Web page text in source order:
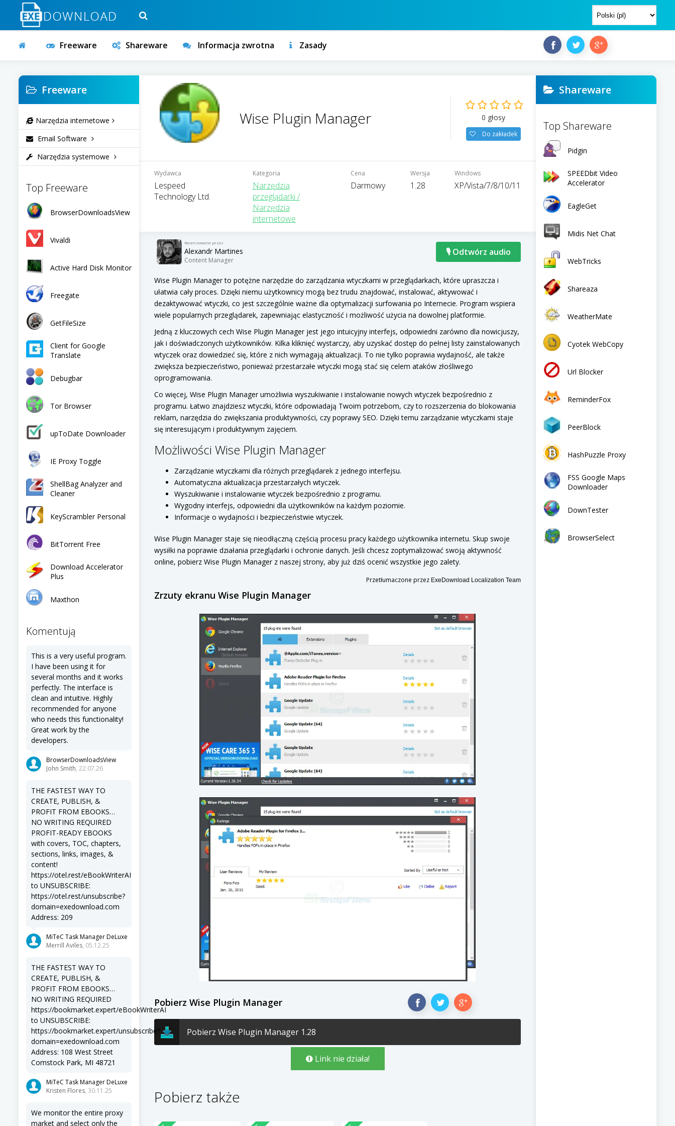
Freeware Shareware Informacja zwrotna Zasady
Freeware
Narzędzia internetowe
Email Software
Narzędzia systemowe
Top Freeware
BrowserDownloadsView
Vivaldi
Active Hard Disk Monitor
Freegate
GetFileSize
Client for Google
Translate
Debugbar
Tor Browser
upToDate Downloader
IE Proxy Toggle
ShellBag Analyzer and
Cleaner
KeyScrambler Personal
BitTorrent Free
Download Accelerator
Plus
Maxthon
Komentują
This is a very useful program.
I have been using it for
several months and it works
perfectly. The interface is
clean and intuitive. Highly
recommended for anyone
who needs this functionality!
Great work by the
developers.
BrowserDownloadsView
John Smith, 22.07.26
THE FASTEST WAY TO
CREATE, PUBLISH, &
PROFIT FROM EBOOKS…
NO WRITING REQUIRED
PROFIT-READY EBOOKS
with covers, TOC, chapters,
sections, links, images, &
content!
https://otel.rest/eBookWriterAI
to UNSUBSCRIBE:
https://otel.rest/unsubscribe?
domain=exedownload.com
Address: 209
MiTeC Task Manager DeLuxe
Merrill Aviles, 05.12.25
THE FASTEST WAY TO
CREATE, PUBLISH, &
PROFIT FROM EBOOKS…
NO WRITING REQUIRED
https://bookmarket.expert/eBookWriterAI
to UNSUBSCRIBE:
https://bookmarket.expert/unsubscribe?
domain=exedownload.com
Address: 108 West Street
Comstock Park, MI 48721
MiTeC Task Manager DeLuxe
Kristen Flores, 30.11.25
We monitor the entire proxy
market and select only the
Wise Plugin Manager 0 głosy
Do zakładek
Wydawca
Lespeed
Technology Ltd.
Kategoria
Narzędzia
przeglądarki /
Narzędzia
internetowe
Cena
Darmowy
Wersja
1.28
Windows
XP/Vista/7/8/10/11
🎙 Odtwórz audio
Recenzowane przez
Alexandr Martines
Content Manager
Wise Plugin Manager to potężne narzędzie do zarządzania wtyczkami w przeglądarkach, które upraszcza i
ułatwia cały proces. Dzięki niemu użytkownicy mogą bez trudu znajdować, instalować, aktywować i
dezaktywować wtyczki, co jest szczególnie ważne dla optymalizacji surfowania po Internecie. Program wspiera
wiele popularnych przeglądarek, zapewniając elastyczność i możliwość użycia na dowolnej platformie.
Jedną z kluczowych cech Wise Plugin Manager jest jego intuicyjny interfejs, odpowiedni zarówno dla nowicjuszy,
jak i doświadczonych użytkowników. Kilka kliknięć wystarczy, aby uzyskać dostęp do pełnej listy zainstalowanych
wtyczek oraz dowiedzieć się, które z nich wymagają aktualizacji. To nie tylko poprawia wydajność, ale także
zwiększa bezpieczeństwo, ponieważ przestarzałe wtyczki mogą stać się celem ataków złośliwego
oprogramowania.
Co więcej, Wise Plugin Manager umożliwia wyszukiwanie i instalowanie nowych wtyczek bezpośrednio z
programu. Łatwo znajdziesz wtyczki, które odpowiadają Twoim potrzebom, czy to rozszerzenia do blokowania
reklam, narzędzia do zwiększania produktywności, czy poprawy SEO. Dzięki temu zarządzanie wtyczkami staje
się interesującym i produktywnym zajęciem.
Możliwości Wise Plugin Manager
Zarządzanie wtyczkami dla różnych przeglądarek z jednego interfejsu.
Automatyczna aktualizacja przestarzałych wtyczek.
Wyszukiwanie i instalowanie wtyczek bezpośrednio z programu.
Wygodny interfejs, odpowiedni dla użytkowników na każdym poziomie.
Informacje o wydajności i bezpieczeństwie wtyczek.
Wise Plugin Manager staje się nieodłączną częścią procesu pracy każdego użytkownika internetu. Skup swoje
wysiłki na poprawie działania przeglądarki i ochronie danych. Jeśli chcesz zoptymalizować swoją aktywność
online, pobierz Wise Plugin Manager z naszej strony, aby już dziś ocenić wszystkie jego zalety.
Przetłumaczone przez ExeDownload Localization Team
Zrzuty ekranu Wise Plugin Manager
Pobierz Wise Plugin Manager
Pobierz Wise Plugin Manager 1.28
Link nie działa!
Pobierz także
Shareware
Top Shareware
Pidgin
SPEEDbit Video
Accelerator
EagleGet
Midis Net Chat
WebTricks
Shareaza
WeatherMate
Cyotek WebCopy
Url Blocker
ReminderFox
PeerBlock
HashPuzzle Proxy
FSS Google Maps
Downloader
DownTester
BrowserSelect